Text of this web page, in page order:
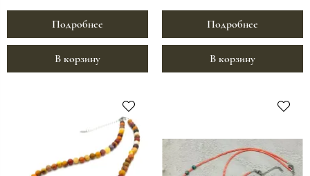
Подробнее
В корзину
Подробнее
В корзину